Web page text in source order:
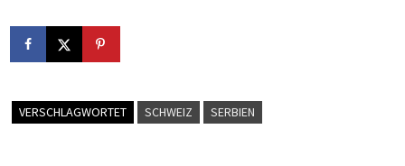
VERSCHLAGWORTET SCHWEIZ SERBIEN